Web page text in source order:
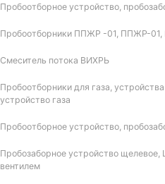
Пробоотборное устройство,
Пробоотборники ППЖР -01, ППЖР-
Смеситель потока ВИХРЬ
Пробоотборники для газа,
устройство газа
Пробоотборное устройство,
Пробозаборное устройство
вентилем